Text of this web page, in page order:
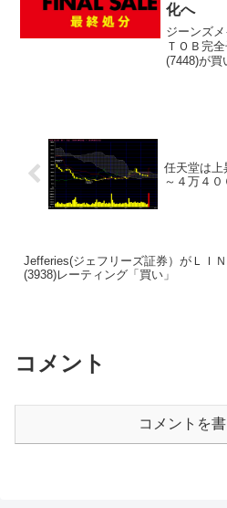
化へ
ジーンズ
ＴＯＢ完
(7448)が買
が同社を
ンズメイ
任天堂は上
～４万４０
Jefferies(ジェフリーズ証券）がＬＩＮ
(3938)レーティング「買い」
コメント
コメントを